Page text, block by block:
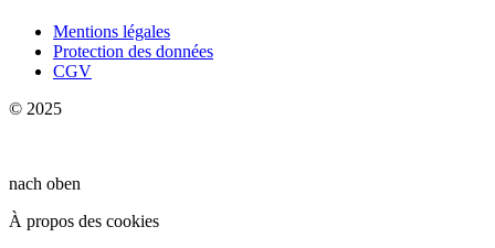
Mentions légales
Protection des données
CGV
© 2025
nach oben
À propos des cookies